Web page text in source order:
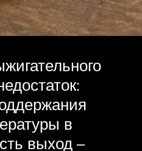
в
выход –